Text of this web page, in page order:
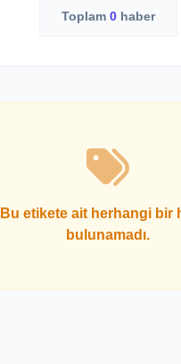
Toplam 0haber
Bu etikete ait herhangi bir
bulunamadı.